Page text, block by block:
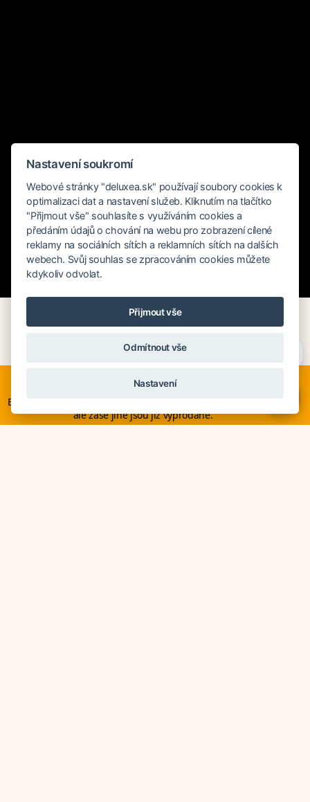
DELUXEA doporučuje tyto hotely v
Zambii
neřešíte na poslední chvíli. Smartwings i Austrian lety po
Evropě neruší. Mnohé hotely v Evropě stále nabízí akční ceny,
ale zase jiné jsou již vyprodané.
×
Nastavení soukromí
Webové stránky "deluxea.sk" používají soubory cookies k
optimalizaci dat a nastavení služeb. Kliknutím na tlačítko
"Přijmout vše" souhlasíte s využíváním cookies a
předáním údajů o chování na webu pro zobrazení cílené
reklamy na sociálních sítích a reklamních sítích na dalších
webech. Svůj souhlas se zpracováním cookies můžete
kdykoliv odvolat.
Přijmout vše
Odmítnout vše
Nastavení
Potřebujete poradit?
Zeptejte se našeho asistenta
Chettyho.